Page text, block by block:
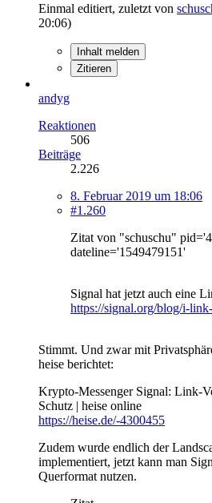
Einmal editiert, zuletzt von
20:06)
Inhalt melden
Zitieren
andyg
Reaktionen
506
Beiträge
2.226
8. Februar 2019 um 18:06
#1.260
Zitat von "schuschu"
dateline='1549479151'
Signal hat jetzt auch eine
https://signal.org/blog/i-
Stimmt. Und zwar mit
heise berichtet:
Krypto-Messenger Signal: Link-
Schutz | heise online
https://heise.de/-4300455
Zudem wurde endlich der
implementiert, jetzt kann man
Querformat nutzen.